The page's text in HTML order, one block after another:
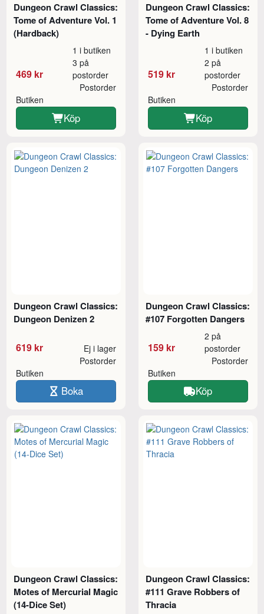
Dungeon Crawl Classics:
Tome of Adventure Vol. 1
(Hardback)
469 kr
1 i butiken
3 på
postorder
Butiken
Postorder
Köp
Dungeon Crawl Classics:
Tome of Adventure Vol. 8
- Dying Earth
519 kr
1 i butiken
2 på
postorder
Butiken
Postorder
Köp
Dungeon Crawl Classics:
Dungeon Denizen 2
619 kr Ej i lager
Butiken
Postorder
Boka
Dungeon Crawl Classics:
#107 Forgotten Dangers
159 kr
2 på
postorder
Butiken
Postorder
Köp
Dungeon Crawl Classics:
Motes of Mercurial Magic
(14-Dice Set)
Dungeon Crawl Classics:
#111 Grave Robbers of
Thracia